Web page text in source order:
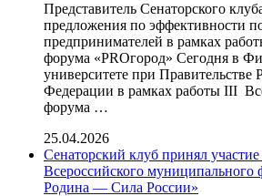
Представитель Сенаторского
предложения по эффективности
предпринимателей в рамках
форума «PROгород» Сегодня в
университете при Правительстве
Федерации в рамках работы III
форума …
25.04.2026
Сенаторский клуб принял
Всероссийского муниципального
Родина — Сила России»